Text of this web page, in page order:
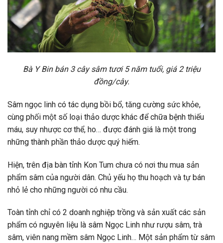
Bà Y Bin bán 3 cây sâm tươi 5 năm tuổi, giá 2 triệu
đồng/cây.
Sâm ngọc linh có tác dụng bồi bổ, tăng cường sức khỏe,
cùng phối một số loại thảo dược khác để chữa bệnh thiếu
máu, suy nhược cơ thể, ho… được đánh giá là một trong
những thành phần thảo dược quý hiếm.
Hiện, trên địa bàn tỉnh Kon Tum chưa có nơi thu mua sản
phẩm sâm của người dân. Chủ yếu họ thu hoạch và tự bán
nhỏ lẻ cho những người có nhu cầu.
Toàn tỉnh chỉ có 2 doanh nghiệp trồng và sản xuất các sản
phẩm có nguyên liệu là sâm Ngọc Linh như rượu sâm, trà
sâm, viên nang mềm sâm Ngọc Linh… Một sản phẩm từ sâm